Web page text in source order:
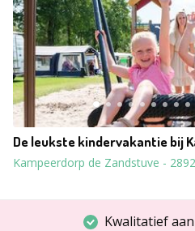
De leukste kindervakantie bij
Kampeerdorp de Zandstuve -
Kwalitatief